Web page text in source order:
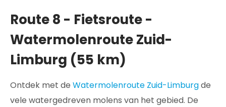
Route 8 - Fietsroute -
Watermolenroute Zuid-
Limburg (55 km)
Ontdek met de Watermolenroute Zuid-Limburgde
vele watergedreven molens van het gebied. De